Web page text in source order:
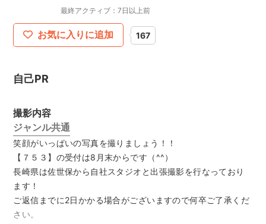
最終アクティブ：7日以上前
お気に入りに追加 167
自己PR
撮影内容
ジャンル共通
笑顔がいっぱいの写真を撮りましょう！！
【７５３】の受付は8月末からです（^^）
長崎県は佐世保から自社スタジオと出張撮影を行なっており
ます！
ご返信までに2日かかる場合がございますので何卒ご了承くだ
さい。